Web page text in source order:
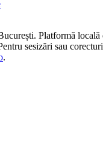
. Platformă locală
sesizări sau
.